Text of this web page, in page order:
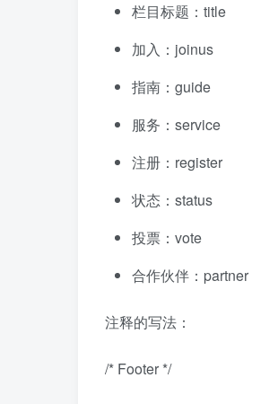
栏目标题：title
加入：joinus
指南：guide
服务：service
注册：register
状态：status
投票：vote
合作伙伴：partner
注释的写法：
/* Footer */